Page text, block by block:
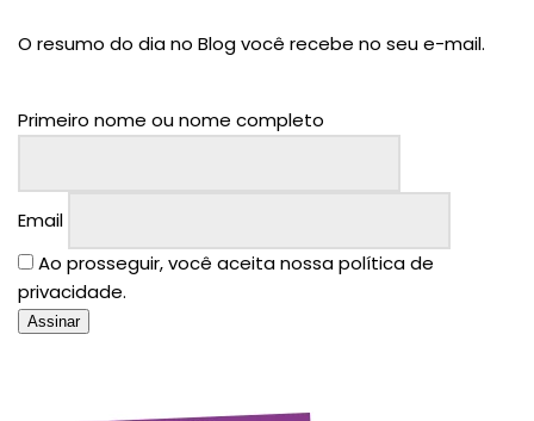
O resumo do dia no Blog você recebe no seu e-mail.
Primeiro nome ou nome completo
Email
Ao prosseguir, você aceita nossa política de
privacidade.